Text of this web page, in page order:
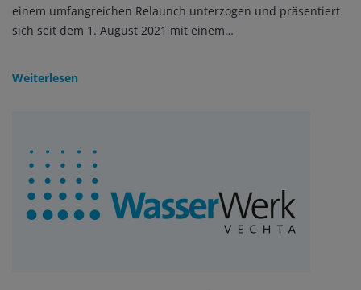
einem umfangreichen Relaunch unterzogen und präsentiert
sich seit dem 1. August 2021 mit einem…
Weiterlesen